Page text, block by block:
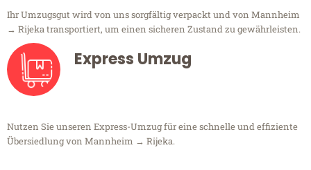
Ihr Umzugsgut wird von uns sorgfältig verpackt und von Mannheim
→ Rijeka transportiert, um einen sicheren Zustand zu gewährleisten.
Express Umzug
Nutzen Sie unseren Express-Umzug für eine schnelle und effiziente
Übersiedlung von Mannheim → Rijeka.